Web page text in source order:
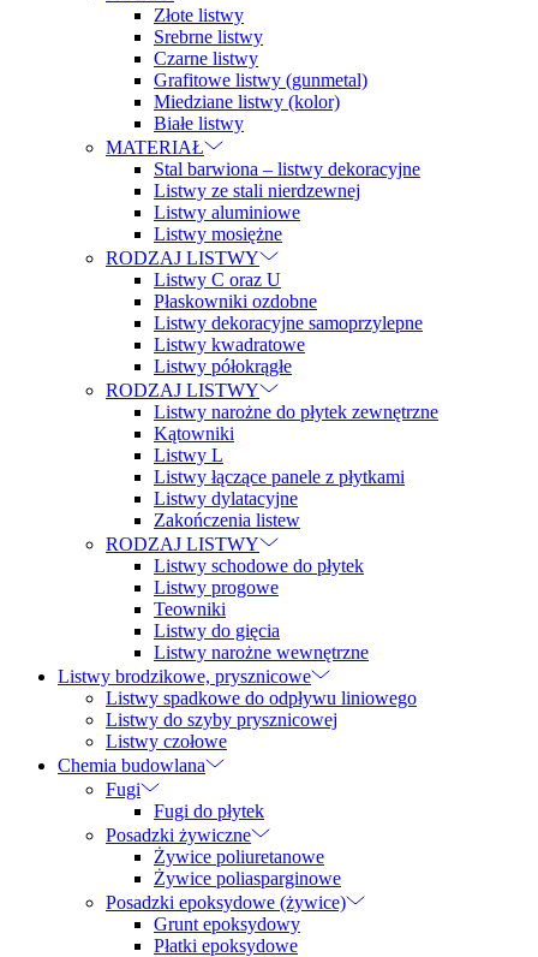
Złote listwy
Srebrne listwy
Czarne listwy
Grafitowe listwy (gunmetal)
Miedziane listwy (kolor)
Białe listwy
MATERIAŁ
Stal barwiona – listwy dekoracyjne
Listwy ze stali nierdzewnej
Listwy aluminiowe
Listwy mosiężne
RODZAJ LISTWY
Listwy C oraz U
Płaskowniki ozdobne
Listwy dekoracyjne samoprzylepne
Listwy kwadratowe
Listwy półokrągłe
RODZAJ LISTWY
Listwy narożne do płytek zewnętrzne
Kątowniki
Listwy L
Listwy łączące panele z płytkami
Listwy dylatacyjne
Zakończenia listew
RODZAJ LISTWY
Listwy schodowe do płytek
Listwy progowe
Teowniki
Listwy do gięcia
Listwy narożne wewnętrzne
Listwy brodzikowe, prysznicowe
Listwy spadkowe do odpływu liniowego
Listwy do szyby prysznicowej
Listwy czołowe
Chemia budowlana
Fugi
Fugi do płytek
Posadzki żywiczne
Żywice poliuretanowe
Żywice poliasparginowe
Posadzki epoksydowe (żywice)
Grunt epoksydowy
Płatki epoksydowe